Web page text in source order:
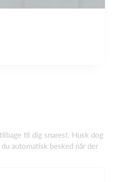
til dig snarest. Husk dog
automatisk besked når der